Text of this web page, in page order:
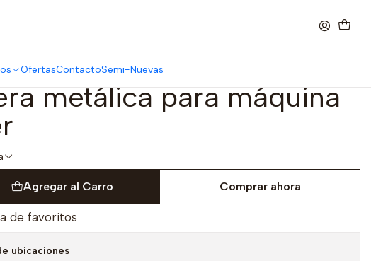
OfertasContactoSemi-Nuevas
metálica para máquina
Agregar al Carro Comprar ahora
de favoritos
ubicaciones